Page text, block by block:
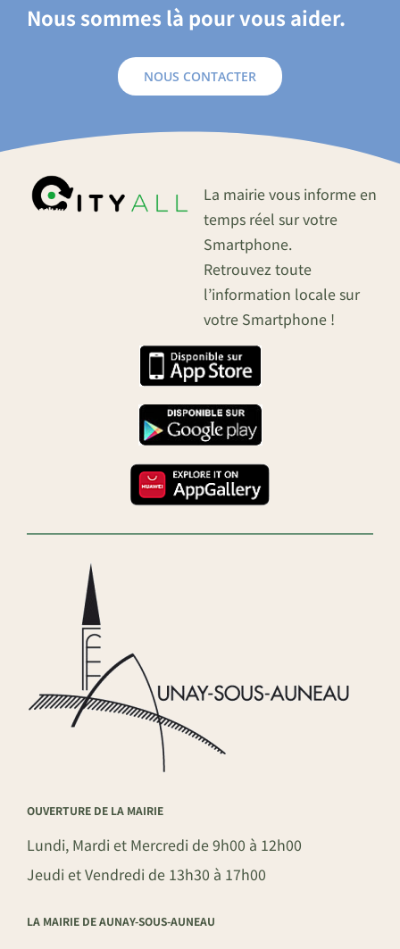
Nous sommes là pour vous aider.
NOUS CONTACTER
La mairie vous informe en
temps réel sur votre
Smartphone.
Retrouvez toute
l’information locale sur
votre Smartphone !
OUVERTURE DE LA MAIRIE
Lundi, Mardi et Mercredi de 9h00 à 12h00
Jeudi et Vendredi de 13h30 à 17h00
LA MAIRIE DE AUNAY-SOUS-AUNEAU